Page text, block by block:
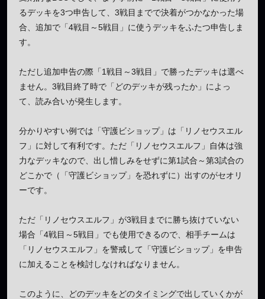
るデッキを3つ申告して、3戦目までで決着がつかなかった場
合、追加で「4戦目～5戦目」に使うデッキをふたつ申告しま
す。
ただし追加申告の際「1戦目～3戦目」で勝ったデッキは選べ
ません。3戦目終了時で「どのデッキが残ったか」によっ
て、読み合いが発生します。
分かりやすい例では「守護ビショップ」は「リノセウスエル
フ」に対して有利です。ただ「リノセウスエルフ」自体は強
力なデッキなので、出し惜しみをせずに第1試合～第3試合の
どこかで（「守護ビショップ」を恐れずに）出すのがセオリ
ーです。
ただ「リノセウスエルフ」が3戦目までに勝ち抜けていない
場合「4戦目～5戦目」でも使用できるので、相手チームは
「リノセウスエルフ」を警戒して「守護ビショップ」を申告
に加えることを検討しなければなりません。
このように、どのデッキをどのタイミングで出していくかが